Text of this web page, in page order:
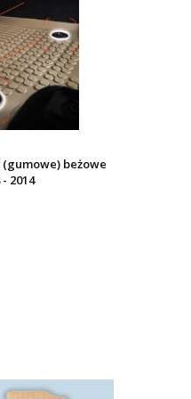
beżowe
2014